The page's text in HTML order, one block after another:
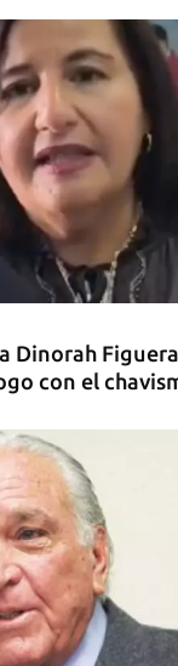
Dinorah
con el